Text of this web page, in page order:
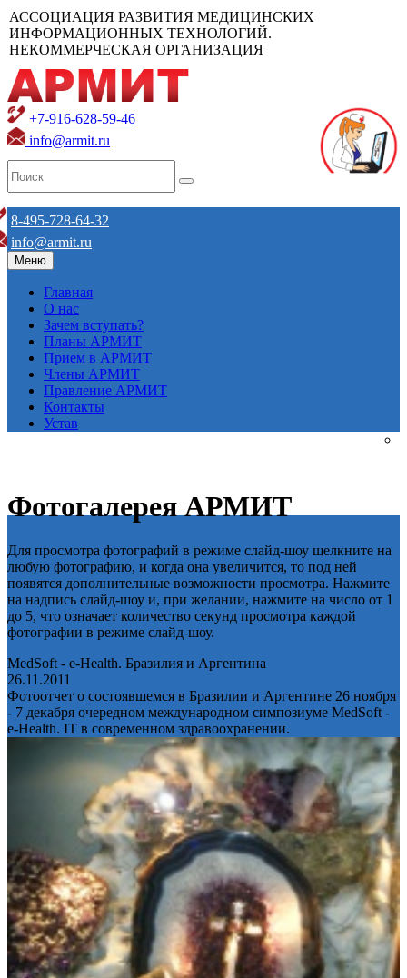
АССОЦИАЦИЯ РАЗВИТИЯ МЕДИЦИНСКИХ
ИНФОРМАЦИОННЫХ ТЕХНОЛОГИЙ.
НЕКОММЕРЧЕСКАЯ ОРГАНИЗАЦИЯ
+7-916-628-59-46
info@armit.ru
8-495-728-64-32
info@armit.ru
Меню
Главная
О нас
Зачем вступать?
Планы АРМИТ
Прием в АРМИТ
Члены АРМИТ
Правление АРМИТ
Контакты
Устав
Фотогалерея АРМИТ
Для просмотра фотографий в режиме слайд-шоу щелкните на
любую фотографию, и когда она увеличится, то под ней
появятся дополнительные возможности просмотра. Нажмите
на надпись слайд-шоу и, при желании, нажмите на число от 1
до 5, что означает количество секунд просмотра каждой
фотографии в режиме слайд-шоу.
MedSoft - e-Health. Бразилия и Аргентина
26.11.2011
Фотоотчет о состоявшемся в Бразилии и Аргентине 26 ноября
- 7 декабря очередном международном симпозиуме MedSoft -
e-Health. IT в современном здравоохранении.